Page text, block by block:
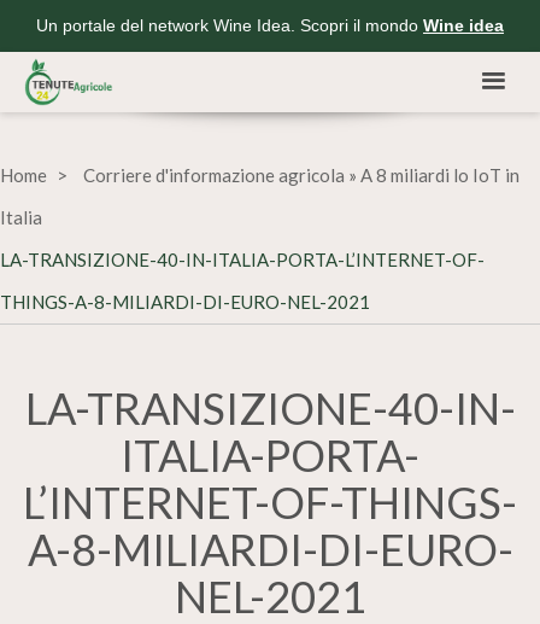
Un portale del network Wine Idea. Scopri il mondo Wine idea
Home Corriere d'informazione agricola » A 8 miliardi lo IoT in
Italia
LA-TRANSIZIONE-40-IN-ITALIA-PORTA-L’INTERNET-OF-
THINGS-A-8-MILIARDI-DI-EURO-NEL-2021
LA-TRANSIZIONE-40-IN-
ITALIA-PORTA-
L’INTERNET-OF-THINGS-
A-8-MILIARDI-DI-EURO-
NEL-2021